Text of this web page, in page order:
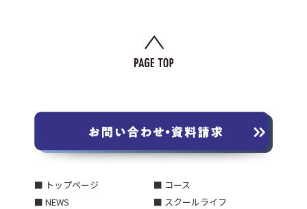
■ トップページ
■ NEWS
■ コース
■ スクールライフ